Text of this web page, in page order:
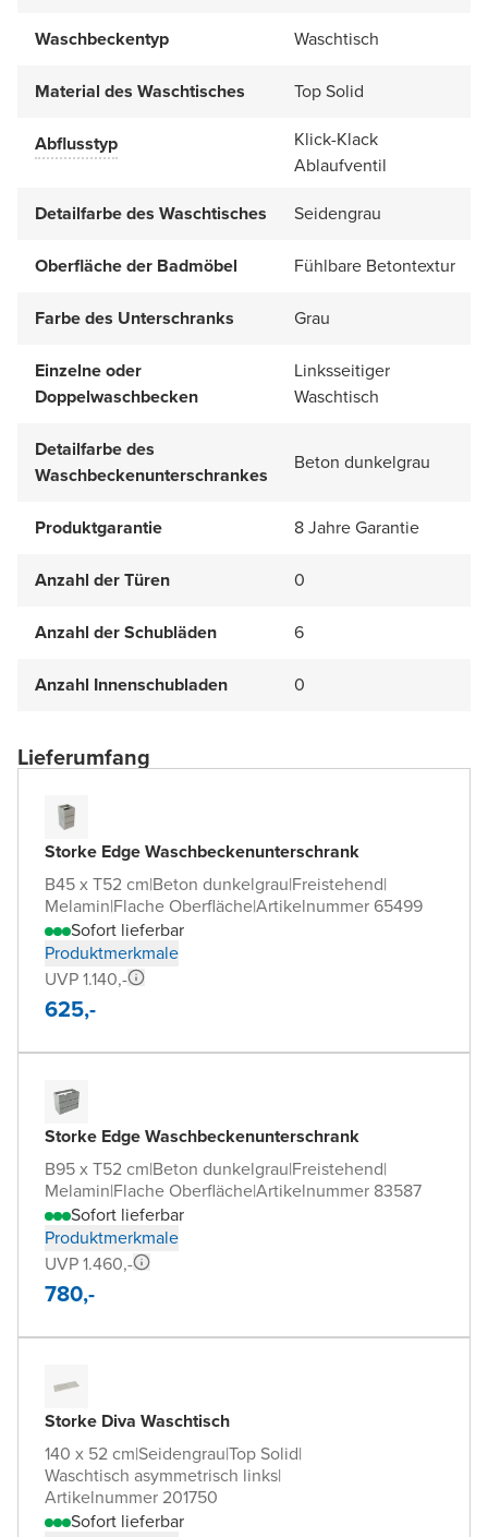
Waschbeckentyp Waschtisch
Material des Waschtisches Top Solid
Abflusstyp
Klick-Klack
Ablaufventil
Detailfarbe des Waschtisches
Seidengrau
Oberfläche der Badmöbel Fühlbare Betontextur
Farbe des Unterschranks Grau
Einzelne oder
Doppelwaschbecken
Linksseitiger
Waschtisch
Detailfarbe des
Waschbeckenunterschrankes
Beton dunkelgrau
Produktgarantie 8 Jahre Garantie
Anzahl der Türen 0
Anzahl der Schubläden 6
Anzahl Innenschubladen 0
Lieferumfang
Storke Edge Waschbeckenunterschrank
B45 x T52 cm|Beton dunkelgrau|Freistehend|
Melamin|Flache Oberfläche|Artikelnummer 65499
Sofort lieferbar
Produktmerkmale
UVP 1.140,-
625,-
Storke Edge Waschbeckenunterschrank
B95 x T52 cm|Beton dunkelgrau|Freistehend|
Melamin|Flache Oberfläche|Artikelnummer 83587
Sofort lieferbar
Produktmerkmale
UVP 1.460,-
780,-
Storke Diva Waschtisch
140 x 52 cm|Seidengrau|Top Solid|
Waschtisch asymmetrisch links|
Artikelnummer 201750
Sofort lieferbar